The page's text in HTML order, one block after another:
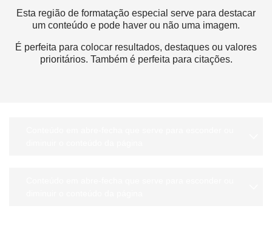
Esta região de formatação especial serve para destacar
um conteúdo e pode haver ou não uma imagem.
É perfeita para colocar resultados, destaques ou valores
prioritários. Também é perfeita para citações.